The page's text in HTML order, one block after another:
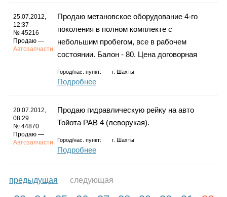
25.07.2012,
12:37
№ 45216
Продаю —
Автозапчасти
Продаю метановское оборудование 4-го
поколения в полном комплекте с
небольшим пробегом, все в рабочем
состоянии. Балон - 80. Цена договорная
Город/нас. пункт: г. Шахты
Подробнее
20.07.2012,
08:29
№ 44870
Продаю —
Автозапчасти
Продаю гидравлическую рейку на авто
Тойота РАВ 4 (леворукая).
Город/нас. пункт: г. Шахты
Подробнее
предыдущая следующая